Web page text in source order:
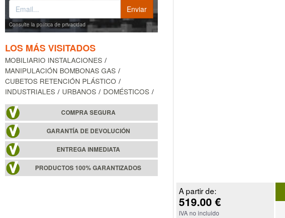
Consulte la política de privacidad
LOS MÁS VISITADOS
MOBILIARIO INSTALACIONES
MANIPULACIÓN BOMBONAS GAS
CUBETOS RETENCIÓN PLÁSTICO
INDUSTRIALES
URBANOS DOMÉSTICOS
COMPRA SEGURA
GARANTÍA DE DEVOLUCIÓN
ENTREGA INMEDIATA
PRODUCTOS 100% GARANTIZADOS
A partir de:
519.00 €
IVA no incluido